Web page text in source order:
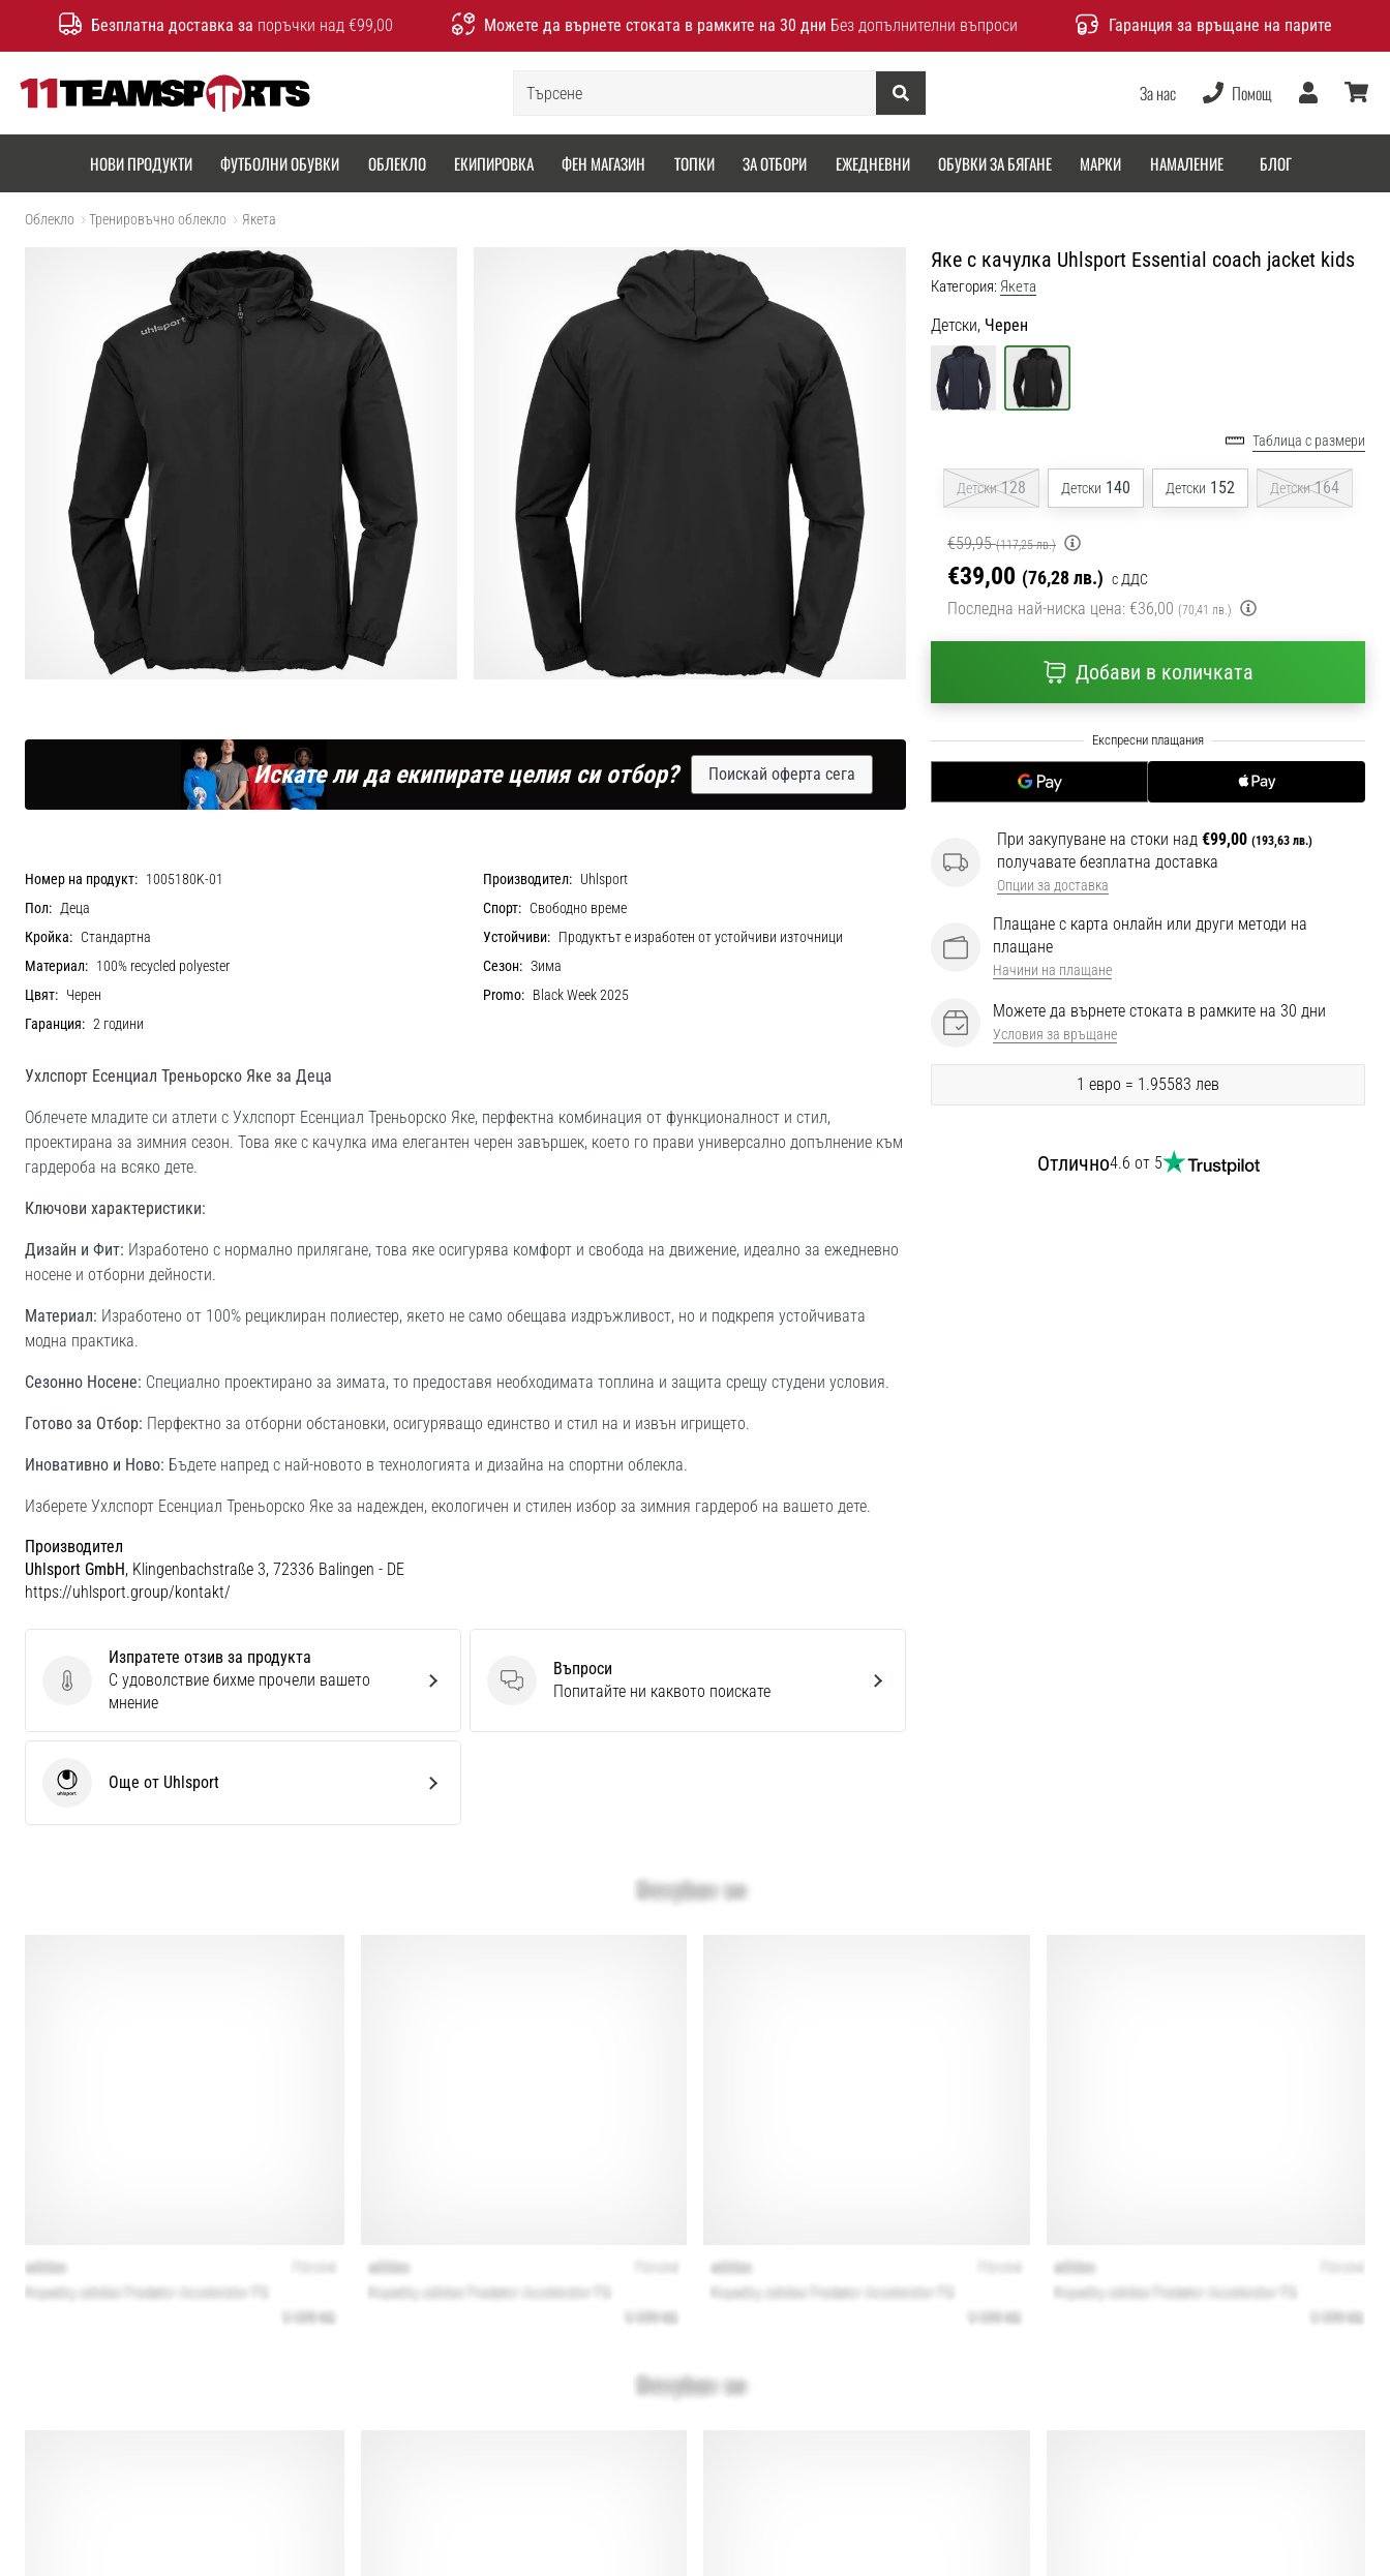
Безплатна доставка за поръчки над €99,00 Можете да върнете стоката в рамките на 30 дни Без допълнителни въпроси Гаранция за връщане на парите
Търсене
За нас Помощ
Потребител
НОВИ ПРОДУКТИ ФУТБОЛНИ ОБУВКИ ОБЛЕКЛО ЕКИПИРОВКА ФЕН МАГАЗИН ТОПКИ ЗА ОТБОРИ ЕЖЕДНЕВНИ ОБУВКИ ЗА БЯГАНЕ МАРКИ НАМАЛЕНИЕ БЛОГ
Облекло Тренировъчно облекло Якета
Яке с качулка Uhlsport Essential coach jacket kids
Категория: Якета
Детски, Черен
Таблица с размери
Детски 128 Детски 140 Детски 152 Детски 164
€59,95 (117,25 лв.)
€39,00 (76,28 лв.) с ДДС
Последна най-ниска цена: €36,00 (70,41 лв.)
Добави в количката
При закупуване на стоки над €99,00 (193,63 лв.)
получавате безплатна доставка
Опции за доставка
Плащане с карта онлайн или други методи на
плащане
Начини на плащане
Можете да върнете стоката в рамките на 30 дни
Условия за връщане
1 евро = 1.95583 лев
Отлично4.6 от 5
Искате ли да екипирате целия си отбор? Поискай оферта сега
Номер на продукт: 1005180K-01 Производител: Uhlsport
Пол: Деца Спорт: Свободно време
Кройка: Стандартна Устойчиви: Продуктът е изработен от устойчиви източници
Материал: 100% recycled polyester Сезон: Зима
Цвят: Черен Promo: Black Week 2025
Гаранция: 2 години
Ухлспорт Есенциал Треньорско Яке за Деца
Облечете младите си атлети с Ухлспорт Есенциал Треньорско Яке, перфектна комбинация от функционалност и стил,
проектирана за зимния сезон. Това яке с качулка има елегантен черен завършек, което го прави универсално допълнение към
гардероба на всяко дете.
Ключови характеристики:
Дизайн и Фит: Изработено с нормално прилягане, това яке осигурява комфорт и свобода на движение, идеално за ежедневно
носене и отборни дейности.
Материал: Изработено от 100% рециклиран полиестер, якето не само обещава издръжливост, но и подкрепя устойчивата
модна практика.
Сезонно Носене: Специално проектирано за зимата, то предоставя необходимата топлина и защита срещу студени условия.
Готово за Отбор: Перфектно за отборни обстановки, осигуряващо единство и стил на и извън игрището.
Иновативно и Ново: Бъдете напред с най-новото в технологията и дизайна на спортни облекла.
Изберете Ухлспорт Есенциал Треньорско Яке за надежден, екологичен и стилен избор за зимния гардероб на вашето дете.
Производител
Uhlsport GmbH, Klingenbachstraße 3, 72336 Balingen - DE
https://uhlsport.group/kontakt/
Изпратете отзив за продукта
Изпратете отзив за продукта
С удоволствие бихме прочели вашето
мнение
Въпроси
Въпроси
Попитайте ни каквото поискате
UhlsportОще от Uhlsport